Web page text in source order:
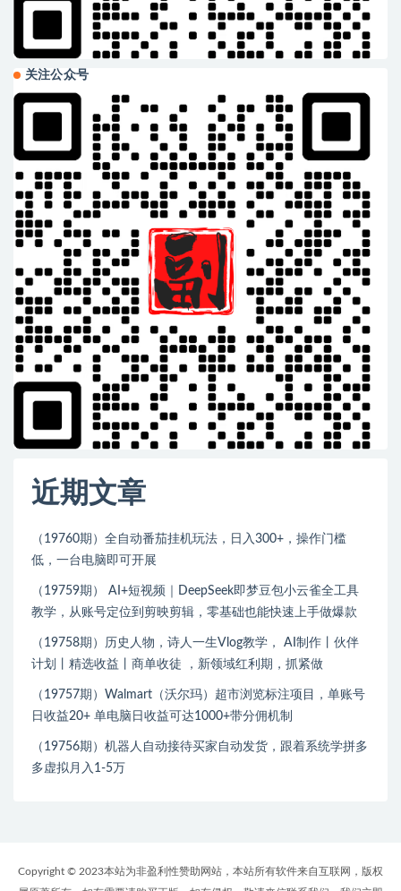
关注公众号
近期文章
（19760期）全自动番茄挂机玩法，日入300+，操作门槛
低，一台电脑即可开展
（19759期） AI+短视频｜DeepSeek即梦豆包小云雀全工具
教学，从账号定位到剪映剪辑，零基础也能快速上手做爆款
（19758期）历史人物，诗人一生Vlog教学， AI制作丨伙伴
计划丨精选收益丨商单收徒 ，新领域红利期，抓紧做
（19757期）Walmart（沃尔玛）超市浏览标注项目，单账号
日收益20+ 单电脑日收益可达1000+带分佣机制
（19756期）机器人自动接待买家自动发货，跟着系统学拼多
多虚拟月入1-5万
Copyright © 2023本站为非盈利性赞助网站，本站所有软件来自互联网，版权